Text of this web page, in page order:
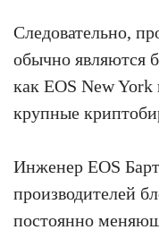
Следовательно,
обычно являются
как EOS New
крупные
Инженер EOS
производителей
постоянно